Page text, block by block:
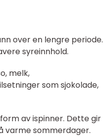
over en lengre periode.
syreinnhold.
melk,
som sjokolade,
av ispinner. Dette gir
varme sommerdager.